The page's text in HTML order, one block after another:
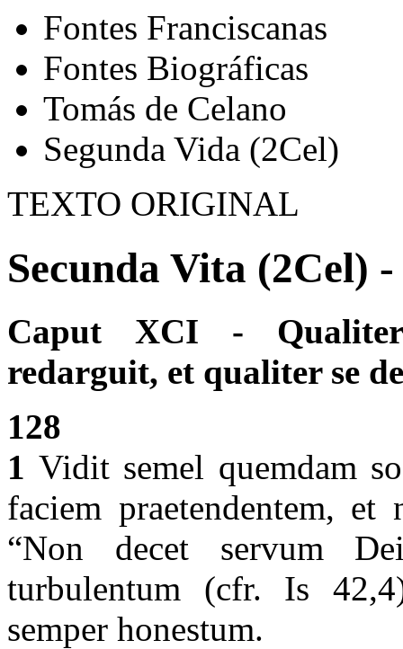
Fontes Franciscanas
Fontes Biográficas
Tomás de Celano
Segunda Vida (2Cel)
TEXTO ORIGINAL
Secunda Vita (2Cel) -
Caput XCI -
redarguit, et qualiter se
128
1 Vidit semel quemdam
faciem praetendentem,
“Non decet servum
turbulentum (cfr. Is
semper honestum.